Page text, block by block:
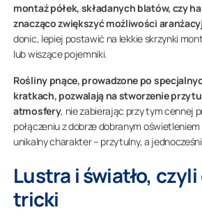
montaż półek, składanych blatów, czy
znacząco zwiększyć możliwości
donic, lepiej postawić na lekkie skrzynki
lub wiszące pojemniki.
Rośliny pnące, prowadzone po
kratkach, pozwalają na stworzenie
atmosfery, nie zabierając przy tym cennej
połączeniu z dobrze dobranym
unikalny charakter – przytulny, a
Lustra i światło,
tricki